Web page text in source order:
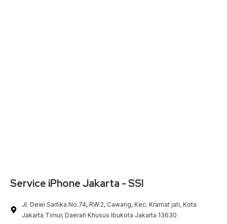
Service iPhone Jakarta - SSI
Jl. Dewi Sartika No.74, RW.2, Cawang, Kec. Kramat jati, Kota
Jakarta Timur, Daerah Khusus Ibukota Jakarta 13630